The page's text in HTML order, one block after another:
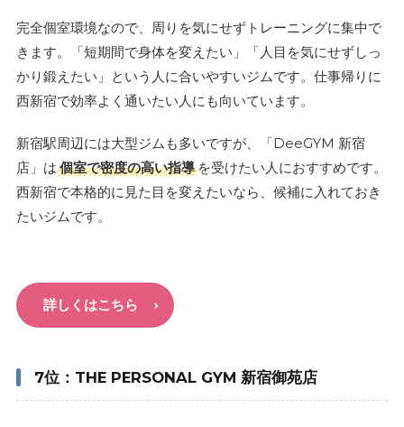
完全個室環境なので、周りを気にせずトレーニングに集中で
きます。「短期間で身体を変えたい」「人目を気にせずしっ
かり鍛えたい」という人に合いやすいジムです。仕事帰りに
西新宿で効率よく通いたい人にも向いています。
新宿駅周辺には大型ジムも多いですが、「DeeGYM 新宿
店」は 個室で密度の高い指導を受けたい人におすすめです。
西新宿で本格的に見た目を変えたいなら、候補に入れておき
たいジムです。
詳しくはこちら
7位：THE PERSONAL GYM 新宿御苑店